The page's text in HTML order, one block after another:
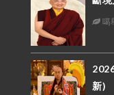
噶
新)